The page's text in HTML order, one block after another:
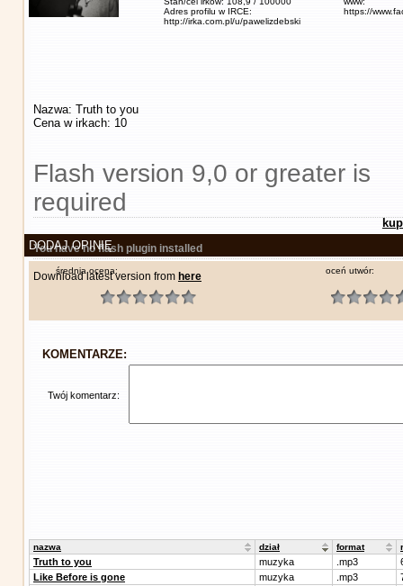
Adres profilu w IRCE:
http://irka.com.pl/u/pawelizdebski
https://
Nazwa: Truth to you
Cena w irkach: 10
Flash version 9,0 or greater is
required
You have no flash plugin installed
Download latest version from here
DODAJ OPINIĘ
średnia ocena: oceń utwór:
KOMENTARZE:
Twój komentarz:
nazwa dział format
Truth to you muzyka .mp3
Like Before is gone
muzyka .mp3